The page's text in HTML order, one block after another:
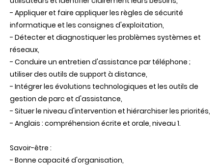
- Appliquer et faire appliquer les règles de sécurité
informatique et les consignes d'exploitation,
- Détecter et diagnostiquer les problèmes systèmes et
réseaux,
- Conduire un entretien d'assistance par téléphone ;
utiliser des outils de support à distance,
- Intégrer les évolutions technologiques et les outils de
gestion de parc et d'assistance,
- Situer le niveau d'intervention et hiérarchiser les priorités,
- Anglais : compréhension écrite et orale, niveau 1.
Savoir-être :
- Bonne capacité d'organisation,